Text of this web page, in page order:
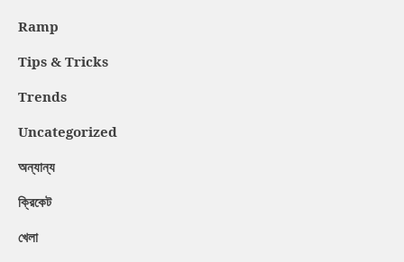
Ramp
Tips & Tricks
Trends
Uncategorized
অন্যান্য
ক্রিকেট
খেলা